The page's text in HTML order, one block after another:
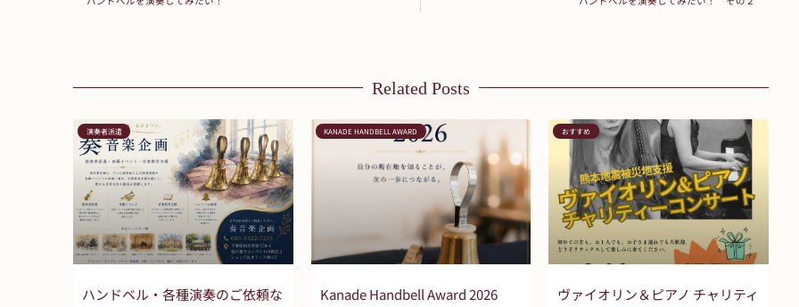
Related Posts
演奏者派遣
ハンドベル・各種演奏のご依頼な
KANADE HANDBELL AWARD
Kanade Handbell Award 2026
おすすめ
ヴァイオリン＆ピアノ チャリティ